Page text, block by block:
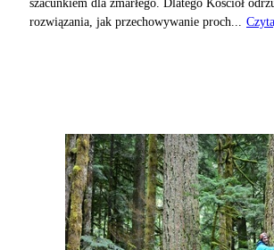
szacunkiem dla zmarłego. Dlatego Kościół
rozwiązania, jak przechowywanie proch...